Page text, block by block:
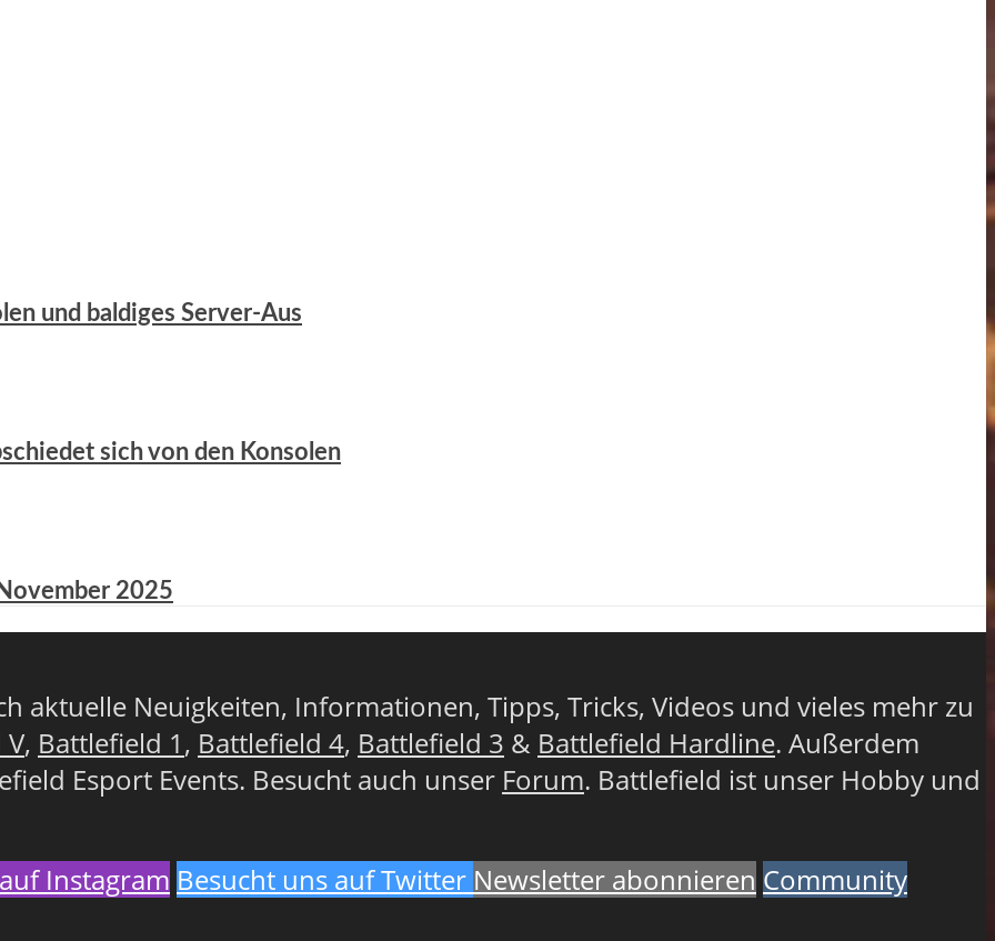
und baldiges Server-Aus
sich von den Konsolen
2025
aktuelle Neuigkeiten, Informationen, Tipps, Tricks, Videos und vieles mehr zu
, Battlefield 1, Battlefield 4, Battlefield 3 & Battlefield Hardline. Außerdem
Esport Events. Besucht auch unser Forum. Battlefield ist unser Hobby und
Instagram Besucht uns auf Twitter Newsletter abonnieren Community